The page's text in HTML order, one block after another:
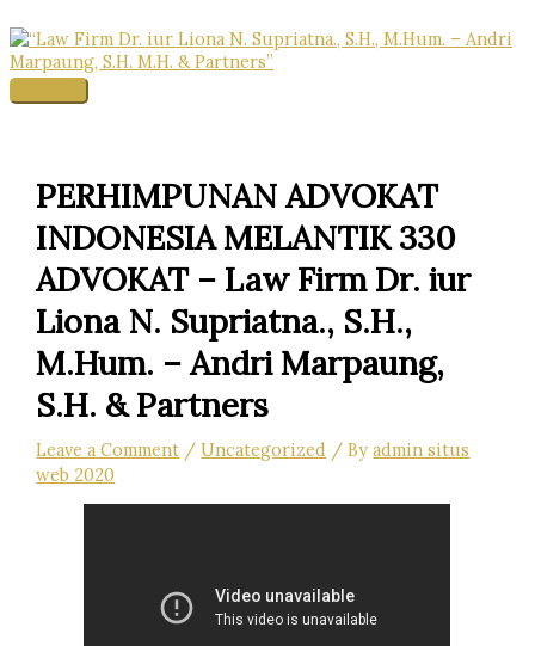
to
content
Main
PERHIMPUNAN ADVOKAT
INDONESIA MELANTIK 330
ADVOKAT – Law Firm Dr. iur
Liona N. Supriatna., S.H.,
M.Hum. – Andri Marpaung,
S.H. & Partners
Leave a Comment /Uncategorized / Byadmin situs
web 2020